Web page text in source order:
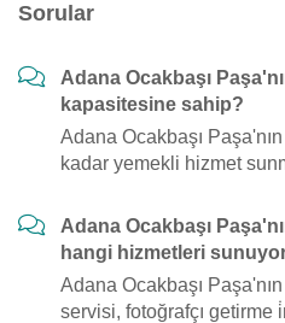
Sorular
Adana Ocakbaşı
kapasitesine sahip?
Adana Ocakbaşı
kadar yemekli hizmet
Adana Ocakbaşı
hangi hizmetleri
Adana Ocakbaşı
servisi, fotoğrafçı getirme